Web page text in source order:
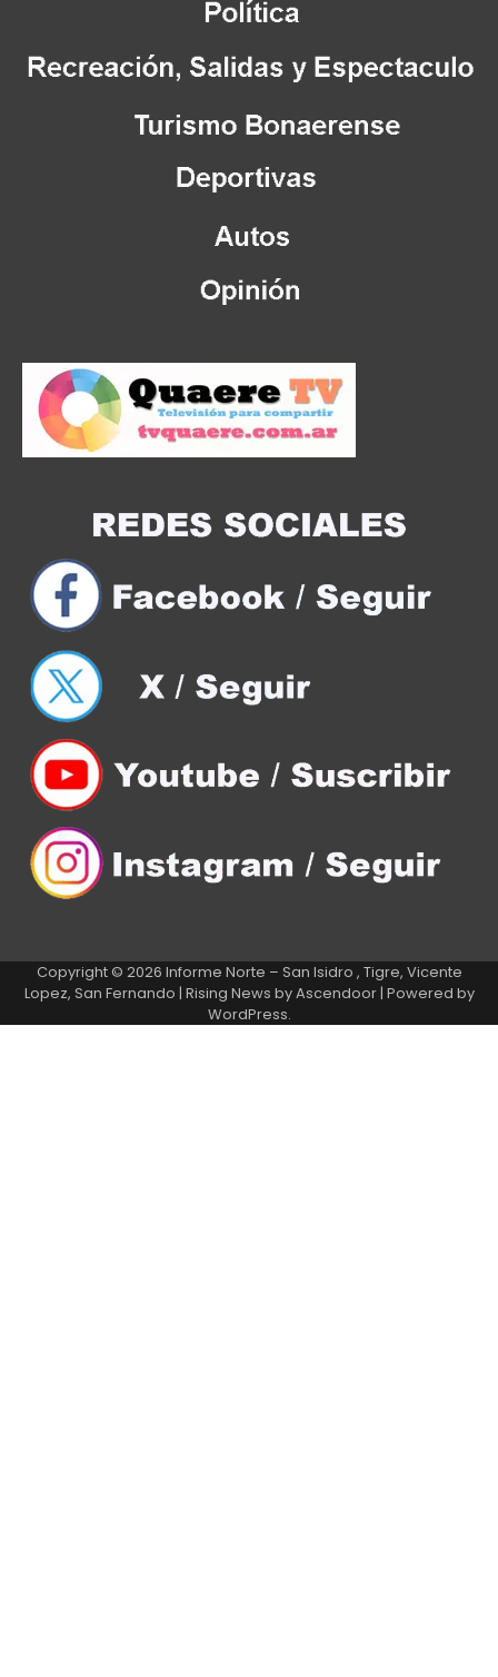
Copyright © 2026 Informe Norte – San Isidro , Tigre, Vicente
Lopez, San Fernando | Rising News byAscendoor| Powered by
WordPress.